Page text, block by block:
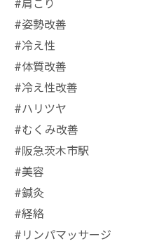
#肩こり
#姿勢改善
#冷え性
#体質改善
#冷え性改善
#ハリツヤ
#むくみ改善
#阪急茨木市駅
⁡#美容
#鍼灸
#経絡
#リンパマッサージ